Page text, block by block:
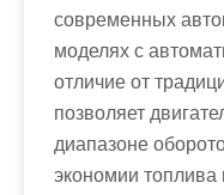
современных
моделях с
отличие от
позволяет
диапазоне
экономии